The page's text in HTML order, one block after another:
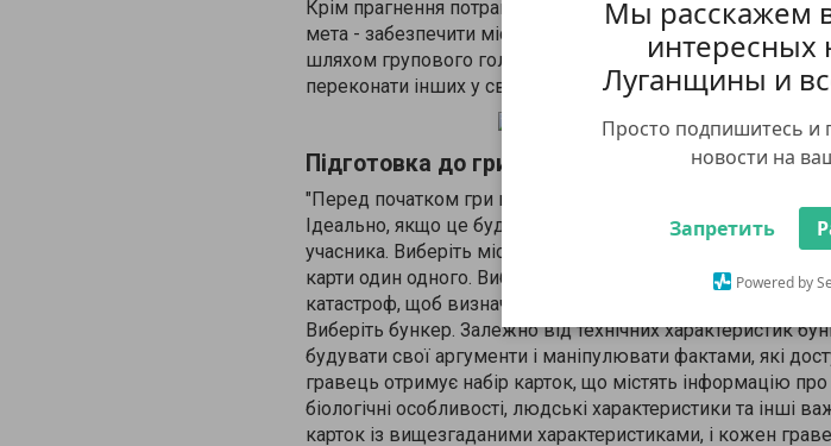
Мы расскажем
интересных
Луганщины и
Просто подпишитесь и
новости на
Запретить
Powered by
Крім прагнення потрапити в бункер самостійно, перед
мета - забезпечити місце в бункері найбільш здібним і
шляхом групового голосування, що означає, що гравці
переконати інших у своїй значущості.
Підготовка до гри
"Перед початком гри необхідно зробити певні
Ідеально, якщо це буде окрема людина. Вони можуть
учасника. Виберіть місце для гри. Рекомендується грати
карти один одного. Виберіть катастрофу. Випадковим
катастроф, щоб визначити основні риси
Виберіть бункер. Залежно від технічних характеристик
будувати свої аргументи і маніпулювати фактами, які
гравець отримує набір карток, що містять інформацію
біологічні особливості, людські характеристики та інші
карток із вищезгаданими характеристиками, і кожен